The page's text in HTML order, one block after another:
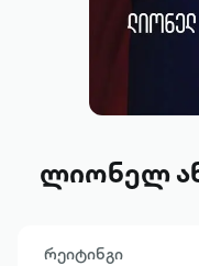
ლიონელ
რეიტინგი